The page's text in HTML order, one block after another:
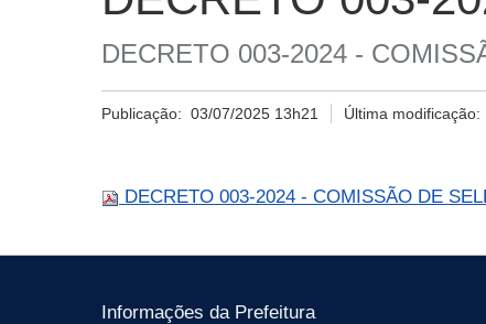
DECRETO 003-2024 -
Publicação: 03/07/2025 13h21 Última
DECRETO 003-2024 - COMISSÃO DE
Informações da Prefeitura